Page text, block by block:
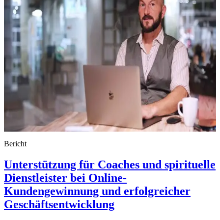
Bericht
Unterstützung für Coaches und spirituelle
Dienstleister bei Online-
Kundengewinnung und erfolgreicher
Geschäftsentwicklung